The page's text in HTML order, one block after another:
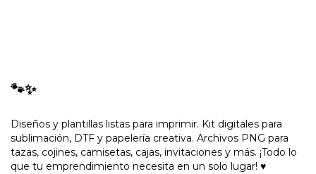
🐾✨
Diseños y plantillas listas para imprimir. Kit digitales para
sublimación, DTF y papelería creativa. Archivos PNG para
tazas, cojines, camisetas, cajas, invitaciones y más. ¡Todo lo
que tu emprendimiento necesita en un solo lugar! ♥